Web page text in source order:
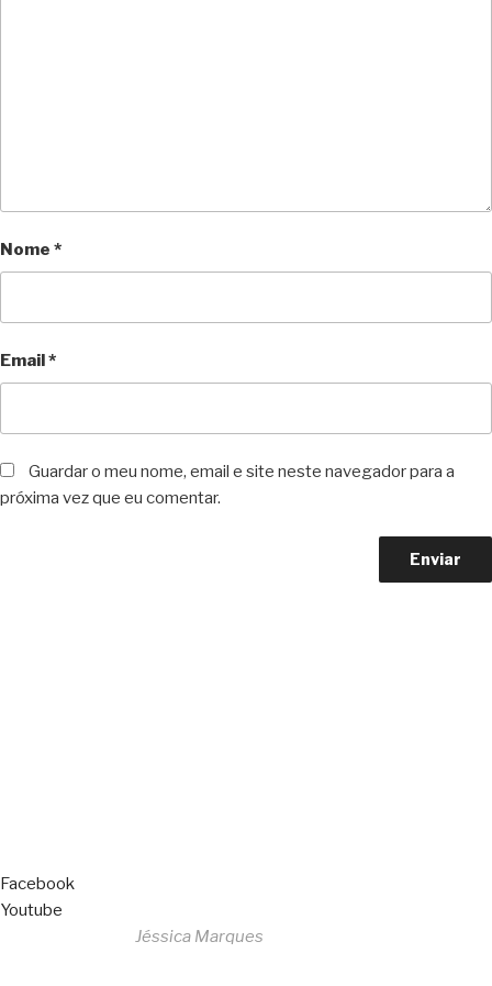
Nome *
Email*
Guardar o meu nome, email e site neste navegador para a
próxima vez que eu comentar.
Facebook
Youtube
Jéssica Marques